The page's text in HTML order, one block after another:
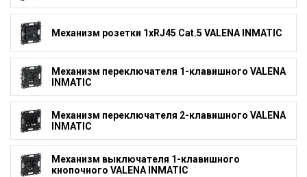
Механизм розетки 1xRJ45 Cat.5 VALENA INMATIC
Механизм переключателя 1-клавишного VALENA
INMATIC
Механизм переключателя 2-клавишного VALENA
INMATIC
Механизм выключателя 1-клавишного
кнопочного VALENA INMATIC